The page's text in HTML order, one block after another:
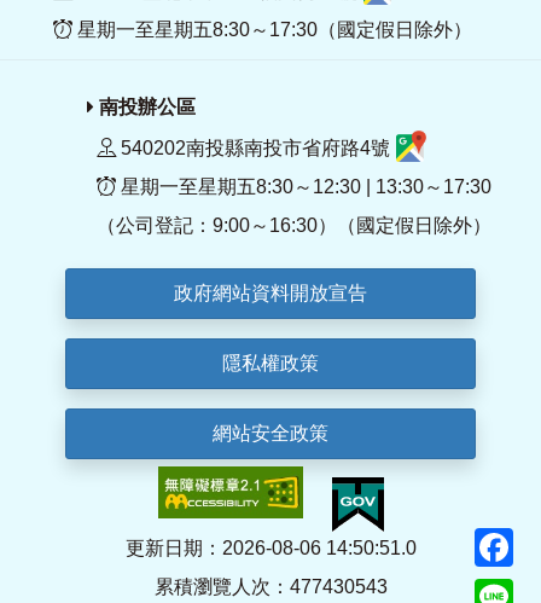
星期一至星期五8:30～17:30（國定假日除外）
南投辦公區
540202南投縣南投市省府路4號
星期一至星期五8:30～12:30 | 13:30～17:30
（公司登記：9:00～16:30）（國定假日除外）
政府網站資料開放宣告
隱私權政策
網站安全政策
更新日期：2026-08-06 14:50:51.0
累積瀏覽人次：477430543